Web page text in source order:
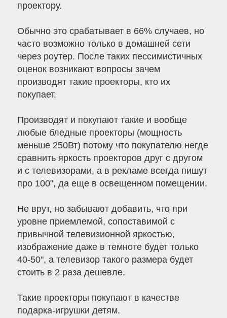
проектору.
Обычно это срабатывает в 66% случаев, но
часто возможно только в домашней сети
через роутер. После таких пессимистичных
оценок возникают вопросы зачем
производят такие проекторы, кто их
покупает.
Производят и покупают такие и вообще
любые бледные проекторы (мощность
меньше 250Вт) потому что покупателю негде
сравнить яркость проекторов друг с другом
и с телевизорами, а в рекламе всегда пишут
про 100", да еще в освещенном помещении.
Не врут, но забывают добавить, что при
уровне приемлемой, сопоставимой с
привычной телевизионной яркостью,
изображение даже в темноте будет только
40-50", а телевизор такого размера будет
стоить в 2 раза дешевле.
Такие проекторы покупают в качестве
подарка-игрушки детям.